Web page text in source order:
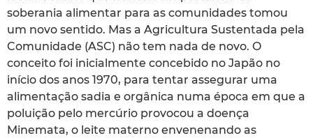
soberania alimentar para as comunidades tomou
um novo sentido. Mas a Agricultura Sustentada pela
Comunidade (ASC) não tem nada de novo. O
conceito foi inicialmente concebido no Japão no
início dos anos 1970, para tentar assegurar uma
alimentação sadia e orgânica numa época em que a
poluição pelo mercúrio provocou a doença
Minemata, o leite materno envenenando as